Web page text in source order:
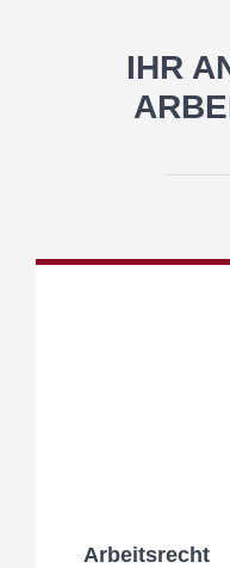
IHR
Arbeitsrecht